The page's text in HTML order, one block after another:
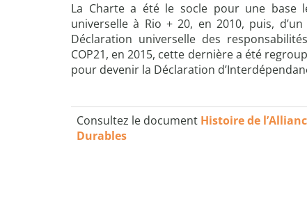
La Charte a été le socle pour une base
universelle à Rio + 20, en 2010, puis,
Déclaration universelle des
COP21, en 2015, cette dernière a été
pour devenir la Déclaration
Consultez le document Histoire de
Durables